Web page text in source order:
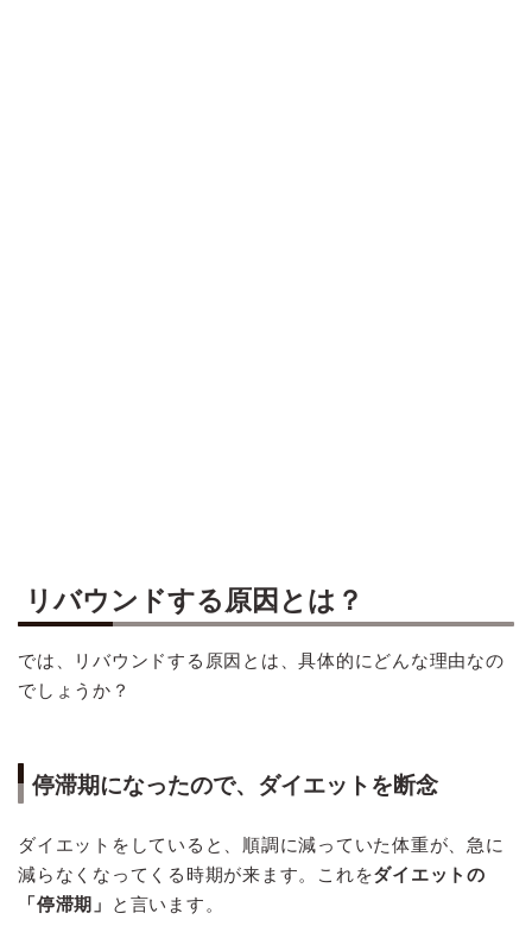
リバウンドする原因とは？
では、リバウンドする原因とは、具体的にどんな理由なの
でしょうか？
停滞期になったので、ダイエットを断念
ダイエットをしていると、順調に減っていた体重が、急に
減らなくなってくる時期が来ます。これをダイエットの
「停滞期」
と言います。